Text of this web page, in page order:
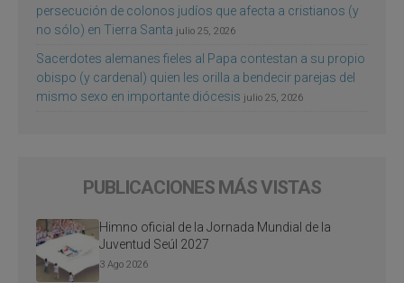
persecución de colonos judíos que afecta a cristianos (y
no sólo) en Tierra Santa julio 25, 2026
Sacerdotes alemanes fieles al Papa contestan a su propio
obispo (y cardenal) quien les orilla a bendecir parejas del
mismo sexo en importante diócesis julio 25, 2026
PUBLICACIONES MÁS VISTAS
Himno oficial de la Jornada Mundial de la
Juventud Seúl 2027
3 Ago 2026